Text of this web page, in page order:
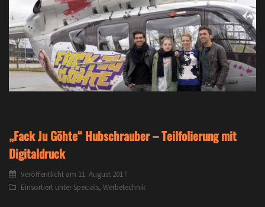
„Fack Ju Göhte“ Hubschrauber – Teilfolierung mit
Digitaldruck
Veröffentlicht am 11. August 2017
Einsortiert unter Specials, Werbetechnik